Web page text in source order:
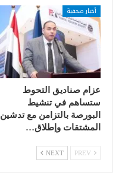
أخبار صحفية
عزام صناديق التحوط
ستساهم في تنشيط
البورصة بالتزامن مع تدشين
المشتقات وإطلاق…
NEXT